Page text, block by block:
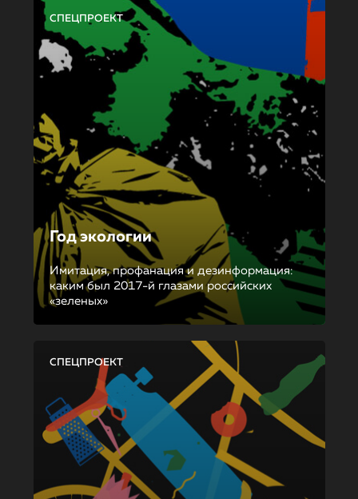
СПЕЦПРОЕКТ
Год экологии
Имитация, профанация и дезинформация:
каким был 2017-й глазами российских
«зеленых»
СПЕЦПРОЕКТ